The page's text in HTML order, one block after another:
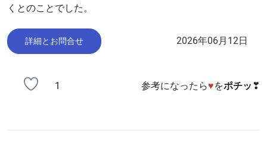
くとのことでした。
詳細とお問合せ 2026年06月12日
1 参考になったら♥をポチッ ❣